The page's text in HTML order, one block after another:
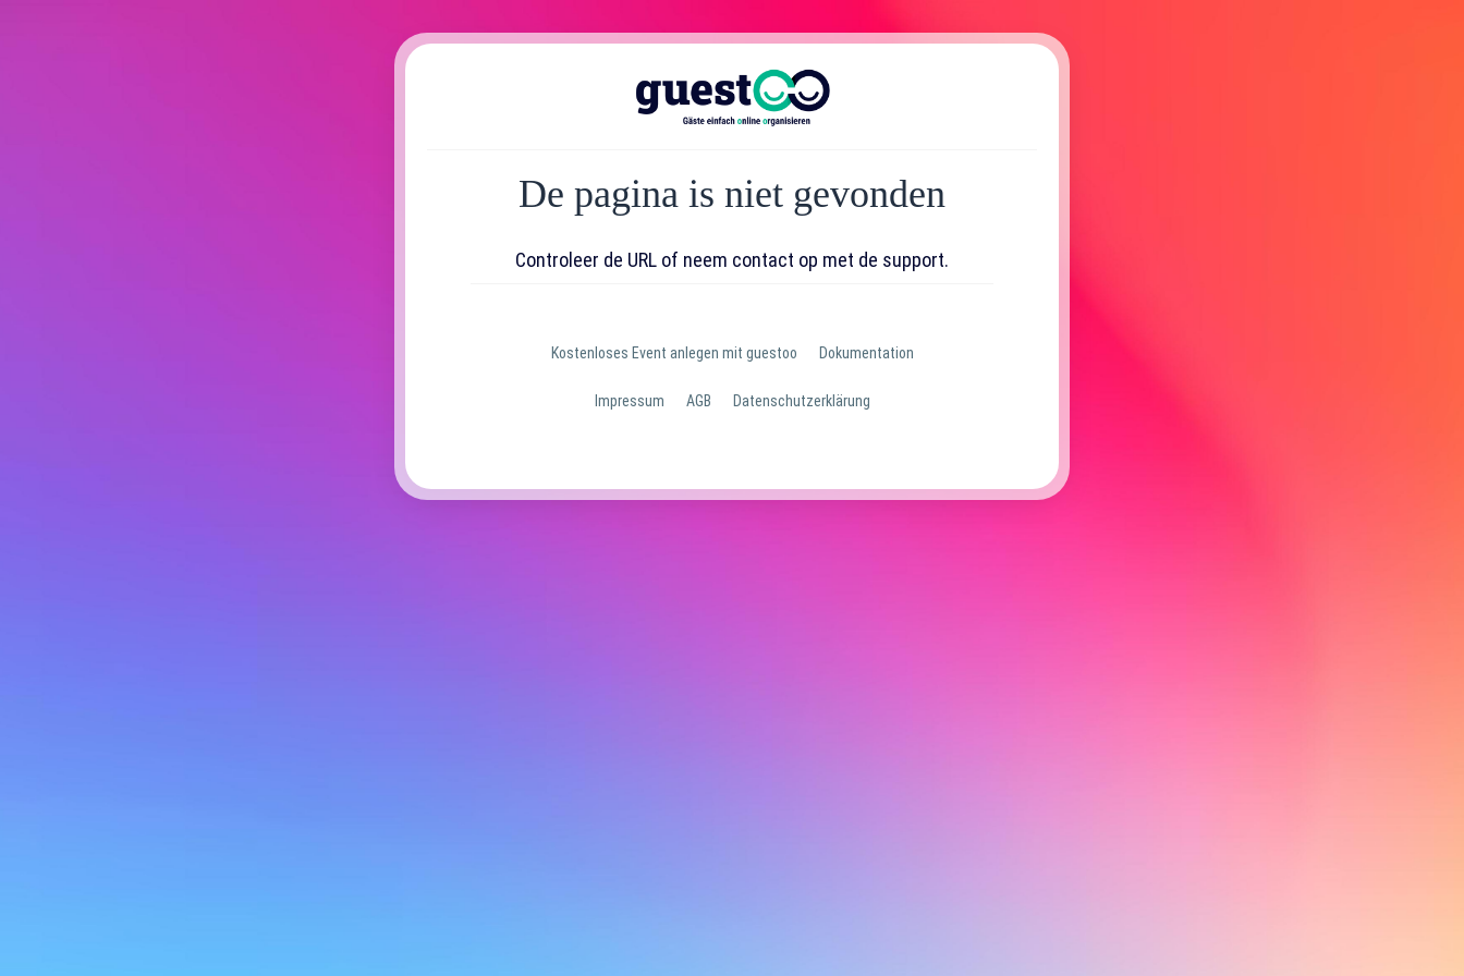
De pagina is niet gevonden
Controleer de URL of neem contact op met de support.
Kostenloses Event anlegen mit guestoo Dokumentation
Impressum AGB Datenschutzerklärung